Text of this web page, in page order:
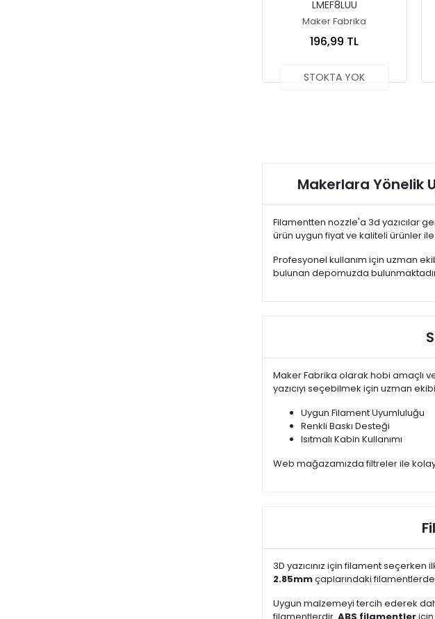
LMEF8LUU
Maker Fabrika
196,99 TL
STOKTA YOK
Makerlara Yönelik
Filamentten nozzle'a 3d yazıcılar
ürün uygun fiyat ve kaliteli ürünler
Profesyonel kullanım için uzman
bulunan depomuzda
Maker Fabrika olarak hobi amaçlı
yazıcıyı seçebilmek için uzman
Uygun Filament Uyumluluğu
Renkli Baskı Desteği
Isıtmalı Kabin Kullanımı
Web mağazamızda filtreler ile
3D yazıcınız için filament
2.85mmçaplarındaki
Uygun malzemeyi tercih ederek